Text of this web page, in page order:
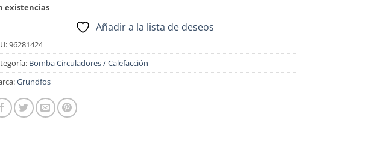
existencias
Añadir a la lista de deseos
96281424
Bomba Circuladores / Calefacción
Grundfos